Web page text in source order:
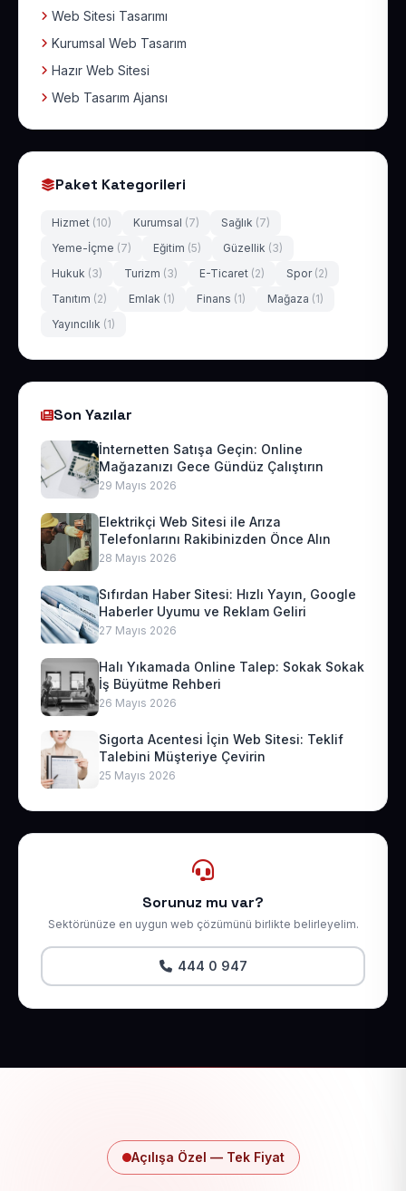
Web Sitesi Tasarımı
Kurumsal Web Tasarım
Hazır Web Sitesi
Web Tasarım Ajansı
Paket Kategorileri
Hizmet (10) Kurumsal (7) Sağlık (7)
Yeme-İçme (7) Eğitim (5) Güzellik (3)
Hukuk (3) Turizm (3) E-Ticaret (2) Spor (2)
Tanıtım (2) Emlak (1) Finans (1) Mağaza (1)
Yayıncılık (1)
Son Yazılar
İnternetten Satışa Geçin: Online
Mağazanızı Gece Gündüz Çalıştırın
29 Mayıs 2026
Elektrikçi Web Sitesi ile Arıza
Telefonlarını Rakibinizden Önce Alın
28 Mayıs 2026
Sıfırdan Haber Sitesi: Hızlı Yayın, Google
Haberler Uyumu ve Reklam Geliri
27 Mayıs 2026
Halı Yıkamada Online Talep: Sokak Sokak
İş Büyütme Rehberi
26 Mayıs 2026
Sigorta Acentesi İçin Web Sitesi: Teklif
Talebini Müşteriye Çevirin
25 Mayıs 2026
Sorunuz mu var?
Sektörünüze en uygun web çözümünü birlikte belirleyelim.
444 0 947
Açılışa Özel — Tek Fiyat